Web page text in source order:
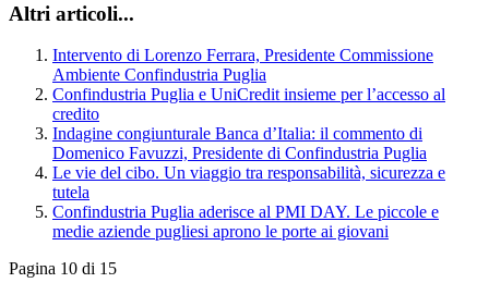
Altri articoli...
Intervento di Lorenzo Ferrara, Presidente Commissione
Ambiente Confindustria Puglia
Confindustria Puglia e UniCredit insieme per l’accesso al
credito
Indagine congiunturale Banca d’Italia: il commento di
Domenico Favuzzi, Presidente di Confindustria Puglia
Le vie del cibo. Un viaggio tra responsabilità, sicurezza e
tutela
Confindustria Puglia aderisce al PMI DAY. Le piccole e
medie aziende pugliesi aprono le porte ai giovani
Pagina 10 di 15